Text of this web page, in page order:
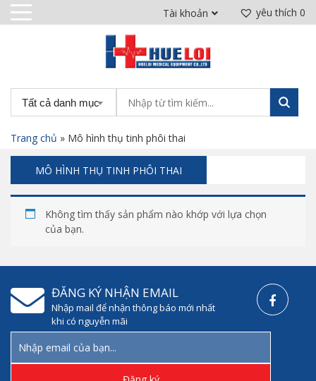
yêu thích 0
Tài khoản
Tất cả danh mục
Trang chủ » Mô hình thụ tinh phôi thai
MÔ HÌNH THỤ TINH PHÔI THAI
Không tìm thấy sản phẩm nào khớp với lựa chọn
của bạn.
ĐĂNG KÝ NHẬN EMAIL
Nhập mail để nhận thông báo mới nhất
khi có nguyễn mãi